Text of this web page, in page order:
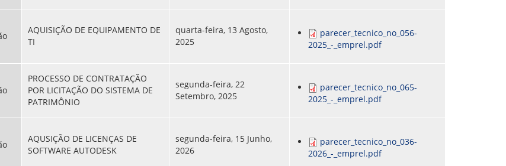
AQUISIÇÃO DE EQUIPAMENTO DE
TI
quarta-feira, 13 Agosto,
2025
parecer_tecnico_no_056-
2025_-_emprel.pdf
PROCESSO DE CONTRATAÇÃO
POR LICITAÇÃO DO SISTEMA DE
PATRIMÔNIO
segunda-feira, 22
Setembro, 2025
parecer_tecnico_no_065-
2025_-_emprel.pdf
AQUSIÇÃO DE LICENÇAS DE
SOFTWARE AUTODESK
segunda-feira, 15 Junho,
2026
parecer_tecnico_no_036-
2026_-_emprel.pdf